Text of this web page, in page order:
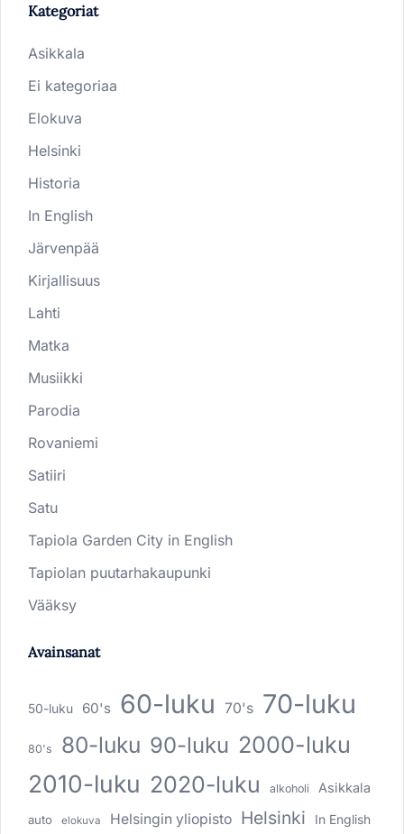
Kategoriat
Asikkala
Ei kategoriaa
Elokuva
Helsinki
Historia
In English
Järvenpää
Kirjallisuus
Lahti
Matka
Musiikki
Parodia
Rovaniemi
Satiiri
Satu
Tapiola Garden City in English
Tapiolan puutarhakaupunki
Vääksy
Avainsanat
50-luku 60's 60-luku 70's 70-luku
80's 80-luku 90-luku 2000-luku
2010-luku 2020-luku alkoholi Asikkala
auto elokuva Helsingin yliopisto Helsinki In English